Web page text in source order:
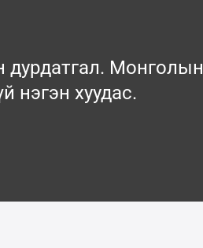
дурдатгал. Монголын
нэгэн хуудас.